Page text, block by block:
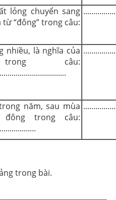
lỏng chuyển sang
“đông” trong câu:
nhiều, là nghĩa của
câu:
năm, sau mùa
trong câu:
trong bài.